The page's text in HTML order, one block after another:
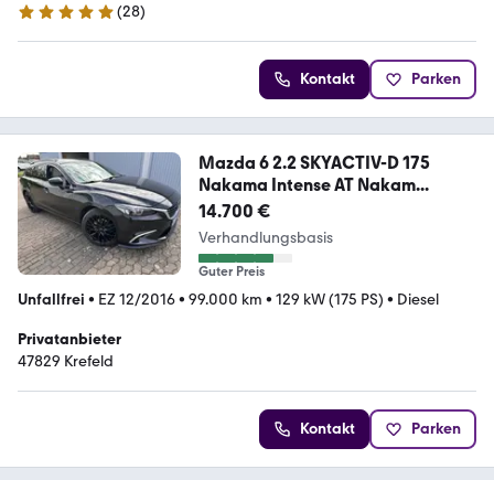
4.9 Sterne
(28)
Kontakt Parken
Mazda 6 2.2 SKYACTIV-D 175
Nakama Intense AT Nakam...
14.700 €
Verhandlungsbasis
Guter Preis
Unfallfrei • EZ 12/2016• 99.000 km • 129 kW (175 PS) • Diesel
Privatanbieter
47829 Krefeld
Kontakt Parken